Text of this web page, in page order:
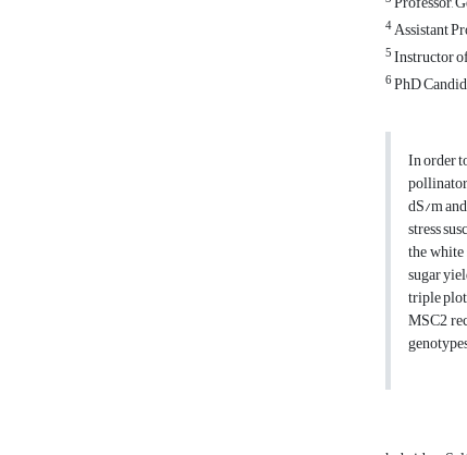
4Assistant
5Instructor
6PhD
In order
dS/m
stress
the
sugar
triple
MSC2